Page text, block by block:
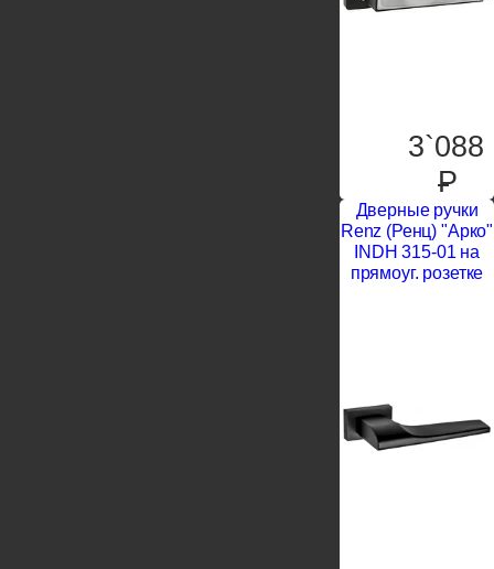
3`088
P
Дверные ручки
Renz (Ренц) "Арко"
INDH 315-01 на
прямоуг. розетке